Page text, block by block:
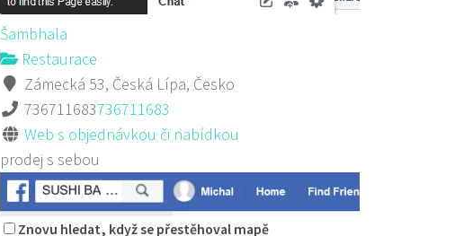
Šambhala
Restaurace
Zámecká 53, Česká Lípa, Česko
736711683736711683
Web s objednávkou či nabídkou
prodej s sebou
Znovu hledat, když se přestěhoval mapě